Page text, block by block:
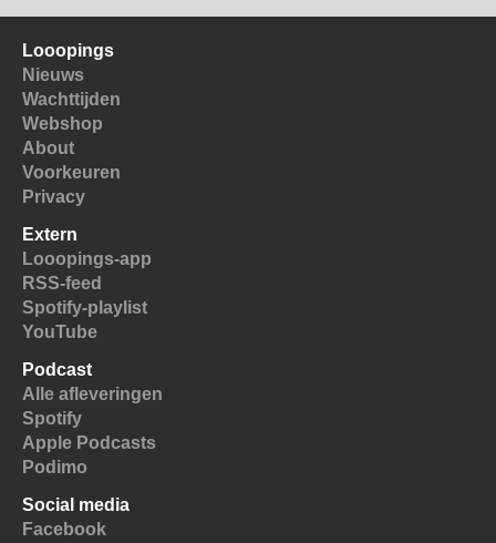
Looopings
Nieuws
Wachttijden
Webshop
About
Voorkeuren
Privacy
Extern
Looopings-app
RSS-feed
Spotify-playlist
YouTube
Podcast
Alle afleveringen
Spotify
Apple Podcasts
Podimo
Social media
Facebook